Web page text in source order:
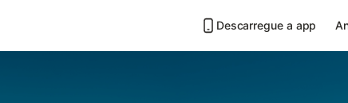
Descarregue a app